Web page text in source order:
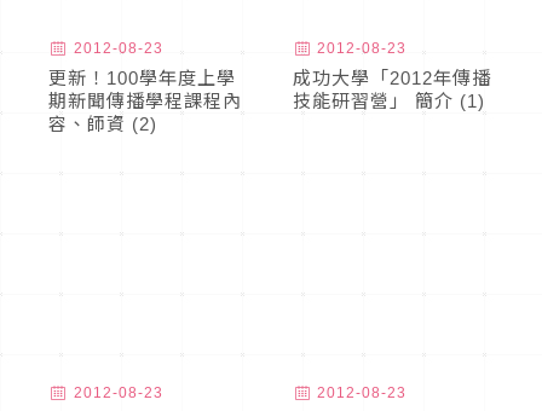
2012-08-23
更新！100學年度上學
期新聞傳播學程課程內
容、師資 (2)
2012-08-23
成功大學「2012年傳播
技能研習營」 簡介 (1)
2012-08-23 2012-08-23